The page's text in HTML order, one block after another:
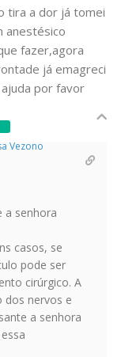
tira a dor já tomei
anestésico
fazer,agora
já emagreci
por favor
Vezono
a senhora
casos, se
pode ser
cirúrgico. A
dos nervos e
a senhora